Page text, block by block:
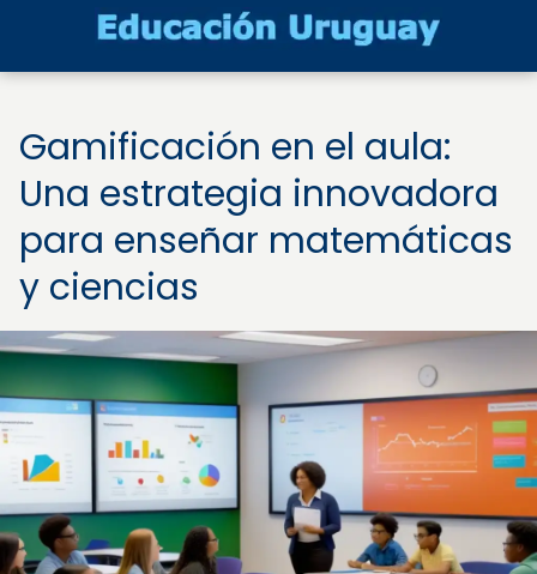
Gamificación en el aula:
Una estrategia innovadora
para enseñar matemáticas
y ciencias